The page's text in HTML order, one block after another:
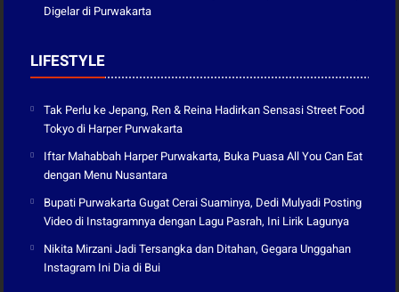
Digelar di Purwakarta
LIFESTYLE
Tak Perlu ke Jepang, Ren & Reina Hadirkan Sensasi Street Food
Tokyo di Harper Purwakarta
Iftar Mahabbah Harper Purwakarta, Buka Puasa All You Can Eat
dengan Menu Nusantara
Bupati Purwakarta Gugat Cerai Suaminya, Dedi Mulyadi Posting
Video di Instagramnya dengan Lagu Pasrah, Ini Lirik Lagunya
Nikita Mirzani Jadi Tersangka dan Ditahan, Gegara Unggahan
Instagram Ini Dia di Bui